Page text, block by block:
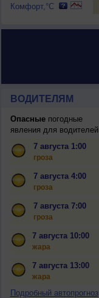
Комфорт,°C
ВОДИТЕЛЯМ
Опасныепогодные
явления для водителей
7 августа 1:00
гроза
7 августа 4:00
гроза
7 августа 7:00
гроза
7 августа 10:00
жара
7 августа 13:00
жара
Подробный автопрогноз